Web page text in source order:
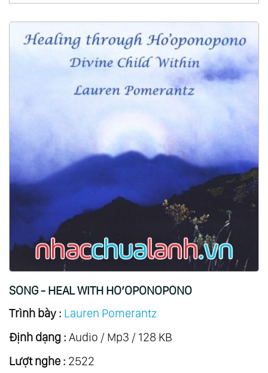
Yêu Thương Ho’Oponopono
9.Song - Heal With Ho’Oponopono
Ho’Oponopono Song - Intermediate Piano
SONG - HEAL WITH HO’OPONOPONO
Trình bày : Lauren Pomerantz
Định dạng : Audio / Mp3 / 128 KB
Lượt nghe : 2522